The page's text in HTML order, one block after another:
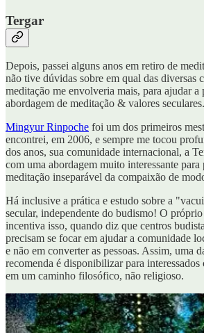
Tergar
Depois, passei alguns anos em retiro de
não tive dúvidas sobre em qual das diversas
meditação me envolveria mais, para ajudar a
abordagem de meditação & valores seculares.
Mingyur Rinpoche foi um dos primeiros
encontrei, em 2006, e sempre me tocou
dos anos, sua comunidade internacional, a
com uma abordagem muito interessante para
meditação inseparável da compaixão de
Há inclusive a prática e estudo sobre a
secular, independente do budismo! O
incentiva isso, quando diz que centros
precisam se focar em ajudar a comunidade
e não em converter as pessoas. Assim, uma
recomenda é disponibilizar para interessados
em um caminho filosófico, não religioso.